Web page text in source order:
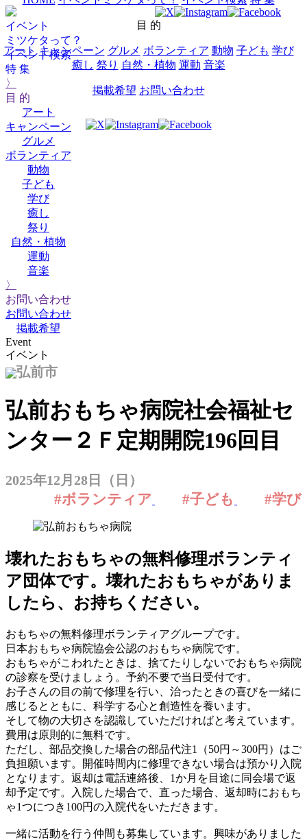
イベント
ミツケタって？
イベント検索
特 集
〉
目 的
アート
キャンペーン
グルメ
ボランティア
動物
子ども
学び
癒し
祭り
自然・植物
運動
音楽
〉
お問い合わせ
お問い合わせ
掲載希望
目 的
アート キャンペーン グルメ ボランティア 動物 子ども 学び
癒し 祭り 自然・植物 運動 音楽
掲載希望 お問い合わせ
Event
イベント
弘前市
弘前おもちゃ病院社会福祉セ
ンター２Ｆ定期開院196回目
2025年12月28日（日）
#ボランティア #子ども #学び
壊れたおもちゃの無料修理ボランティ
ア団体です。壊れたおもちゃがありま
したら、お持ちください。
おもちゃの無料修理ボランティアグループです。
日本おもちゃ病院協会公認のおもちゃ病院です。
おもちゃがこわれたときは、捨てたりしないでおもちゃ病院
の診察を受けましょう。予約不要で当日受付です。
お子さんの目の前で修理を行い、治ったときの喜びを一緒に
感じるとともに、科学する心と創造性を養います。
そして物の大切さを認識していただければと考えています。
費用は原則的に無料です。
ただし、部品交換した場合の部品代注1（50円～300円）はご
負担願います。開催時間内に修理できない場合は預かり入院
となります。返却は電話連絡後、1か月を目途に同会場で返
却予定です。入院した場合で、直った場合、返却時におもち
ゃ1つにつき100円の入院代をいただきます。
一緒に活動を行う仲間も募集しています。興味がありました